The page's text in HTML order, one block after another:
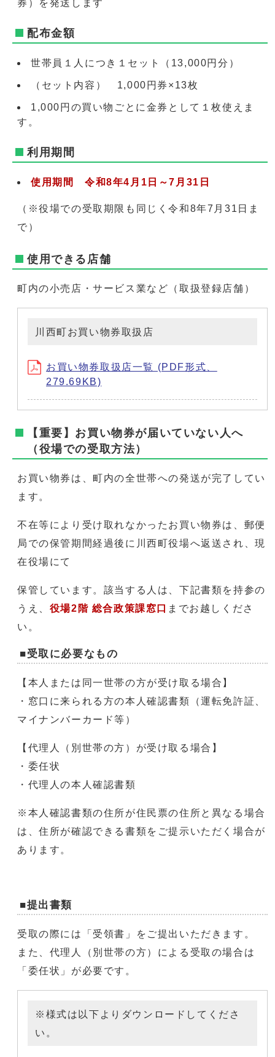
券）を発送します
配布金額
世帯員１人につき１セット（13,000円分）
（セット内容） 1,000円券×13枚
1,000円の買い物ごとに金券として１枚使えま
す。
利用期間
使用期間 令和8年4月1日～7月31日
（※役場での受取期限も同じく令和8年7月31日ま
で）
使用できる店舗
町内の小売店・サービス業など（取扱登録店舗）
川西町お買い物券取扱店
お買い物券取扱店一覧 (PDF形式、
279.69KB)
【重要】お買い物券が届いていない人へ
（役場での受取方法）
お買い物券は、町内の全世帯への発送が完了してい
ます。
不在等により受け取れなかったお買い物券は、郵便
局での保管期間経過後に川西町役場へ返送され、現
在役場にて
保管しています。該当する人は、下記書類を持参の
うえ、 役場2階 総合政策課窓口 までお越しくださ
い。
■受取に必要なもの
【本人または同一世帯の方が受け取る場合】
・窓口に来られる方の本人確認書類（運転免許証、
マイナンバーカード等）
【代理人（別世帯の方）が受け取る場合】
・委任状
・代理人の本人確認書類
※本人確認書類の住所が住民票の住所と異なる場合
は、住所が確認できる書類をご提示いただく場合が
あります。
■提出書類
受取の際には「受領書」をご提出いただきます。
また、代理人（別世帯の方）による受取の場合は
「委任状」が必要です。
※様式は以下よりダウンロードしてくださ
い。